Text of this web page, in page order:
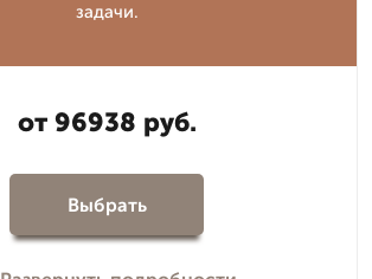
задачи.
от 96938 руб.
Выбрать